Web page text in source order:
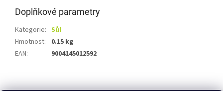
Doplňkové parametry
Kategorie: Sůl
Hmotnost:
0.15 kg
EAN: 9004145012592